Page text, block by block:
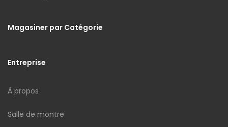
Magasiner par Catégorie
Entreprise
À propos
Salle de montre